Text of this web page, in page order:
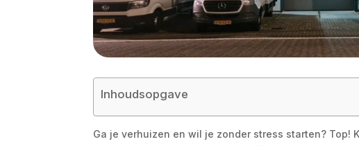
Inhoudsopgave
Ga je verhuizen en wil je zonder stress starten? Top!